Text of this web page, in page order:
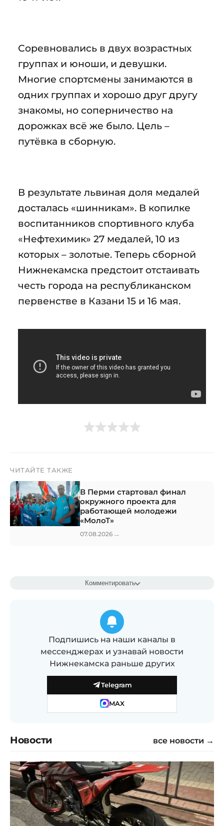
Соревновались в двух возрастных
группах и юноши, и девушки.
Многие спортсмены занимаются в
одних группах и хорошо друг другу
знакомы, но соперничество на
дорожках всё же было. Цель –
путёвка в сборную.
В результате львиная доля медалей
досталась «шинникам». В копилке
воспитанников спортивного клуба
«Нефтехимик» 27 медалей, 10 из
которых – золотые. Теперь сборной
Нижнекамска предстоит отстаивать
честь города на республиканском
первенстве в Казани 15 и 16 мая.
ЧИТАЙТЕ ТАКЖЕ
В Перми стартовал финал
окружного проекта для
работающей молодежи
«МолоТ»
07.08.2026 →
Комментировать
Подпишись на наши каналы в
мессенджерах и узнавай новости
Нижнекамска раньше других
Telegram
MAX
Новости все новости →